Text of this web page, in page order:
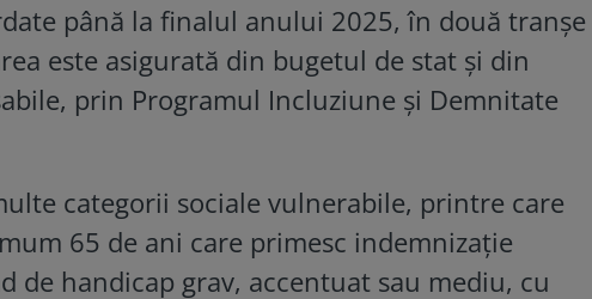
până la finalul anului 2025, în două tranșe
este asigurată din bugetul de stat și din
prin Programul Incluziune și Demnitate
categorii sociale vulnerabile, printre care
65 de ani care primesc indemnizație
de handicap grav, accentuat sau mediu, cu